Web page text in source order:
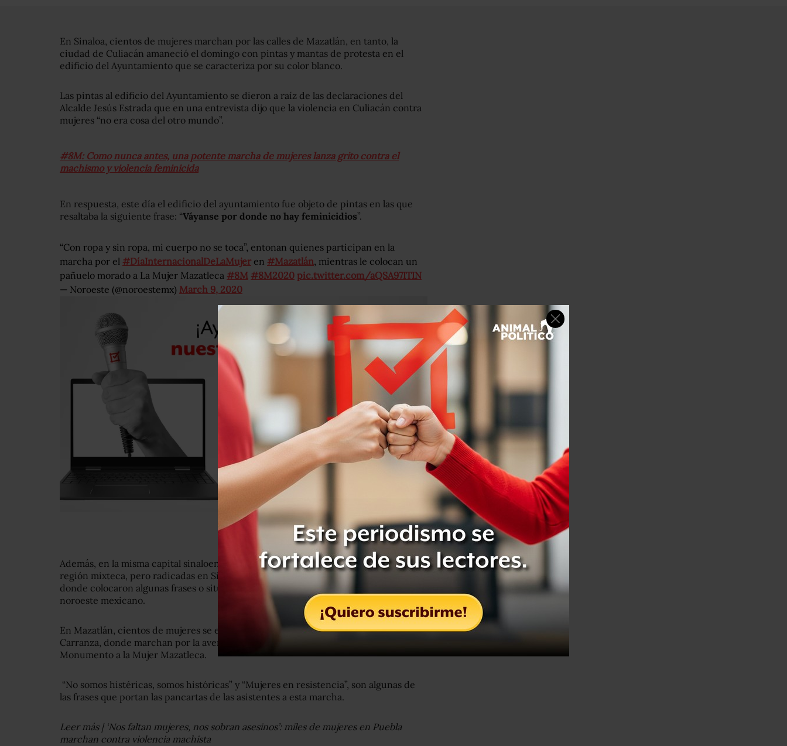
En Sinaloa, cientos de mujeres marchan por las calles de Mazatlán, en tanto, la
ciudad de Culiacán amaneció el domingo con pintas y mantas de protesta en el
edificio del Ayuntamiento que se caracteriza por su color blanco.
Las pintas al edificio del Ayuntamiento se dieron a raíz de las declaraciones del
Alcalde Jesús Estrada que en una entrevista dijo que la violencia en Culiacán contra
mujeres “no era cosa del otro mundo”.
#8M: Como nunca antes, una potente marcha de mujeres lanza grito contra el
machismo y violencia feminicida
En respuesta, este día el edificio del ayuntamiento fue objeto de pintas en las que
resaltaba la siguiente frase: “Váyanse por donde no hay feminicidios”.
“Con ropa y sin ropa, mi cuerpo no se toca”, entonan quienes participan en la
marcha por el #DíaInternacionalDeLaMujer en #Mazatlán, mientras le colocan un
pañuelo morado a La Mujer Mazatleca #8M #8M2020 pic.twitter.com/aQSA97ITIN
— Noroeste (@noroestemx) March 9, 2020
Además, en la misma capital sinaloense un grupo de mujeres oaxaqueñas de la
región mixteca, pero radicadas en Sinaloa, montaron un tendedero contra el acoso,
donde colocaron algunas frases o situaciones que han vivido en este estado del
noroeste mexicano.
En Mazatlán, cientos de mujeres se encuentran reunidas en el Parque Venustiano
Carranza, donde marchan por la avenida Paseo Olas Altas que finalizará en el
Monumento a la Mujer Mazatleca.
“No somos histéricas, somos históricas” y “Mujeres en resistencia”, son algunas de
las frases que portan las pancartas de las asistentes a esta marcha.
Leer más | ‘Nos faltan mujeres, nos sobran asesinos’: miles de mujeres en Puebla
marchan contra violencia machista